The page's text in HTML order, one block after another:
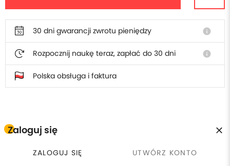
Zaloguj się
ZALOGUJ SIĘ UTWÓRZ KONTO
30 dni gwarancji zwrotu pieniędzy info
Rozpocznij naukę teraz, zapłać do 30 dni info
Polska obsługa i faktura
W cenie szkolenia otrzymasz
Płacisz raz, wracasz kiedy
Certyfikat ukończenia